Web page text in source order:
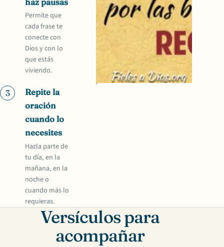
Permite que
cada frase te
conecte con
Dios y con lo
que estás
viviendo.
3
Repite la
oración
cuando lo
necesites
Hazla parte de
tu día, en la
mañana, en la
noche o
cuando más lo
requieras.
Versículos para
acompañar